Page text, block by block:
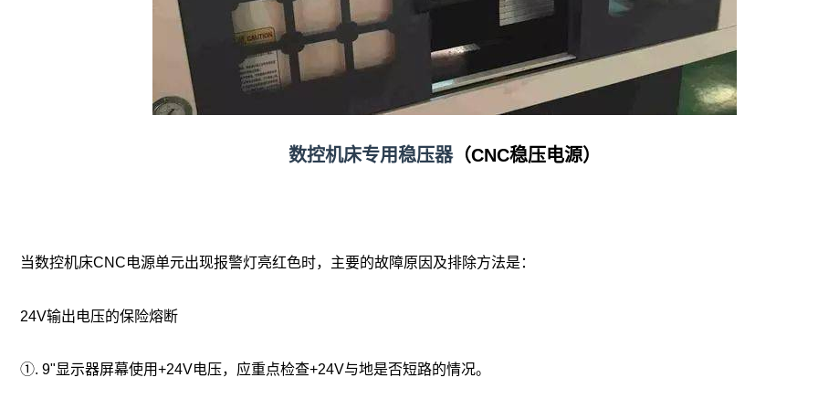
数控机床专用稳压器（CNC稳压电源）
当数控机床CNC电源单元出现报警灯亮红色时，主要的故障原因及排除方法是：
24V输出电压的保险熔断
①. 9"显示器屏幕使用+24V电压，应重点检查+24V与地是否短路的情况。